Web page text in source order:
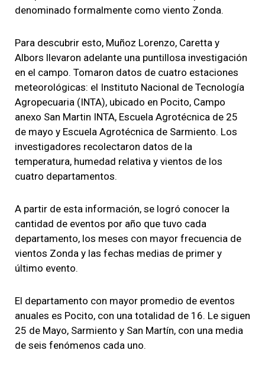
denominado formalmente como viento Zonda.
Para descubrir esto, Muñoz Lorenzo, Caretta y
Albors llevaron adelante una puntillosa investigación
en el campo. Tomaron datos de cuatro estaciones
meteorológicas: el Instituto Nacional de Tecnología
Agropecuaria (INTA), ubicado en Pocito, Campo
anexo San Martin INTA, Escuela Agrotécnica de 25
de mayo y Escuela Agrotécnica de Sarmiento. Los
investigadores recolectaron datos de la
temperatura, humedad relativa y vientos de los
cuatro departamentos.
A partir de esta información, se logró conocer la
cantidad de eventos por año que tuvo cada
departamento, los meses con mayor frecuencia de
vientos Zonda y las fechas medias de primer y
último evento.
El departamento con mayor promedio de eventos
anuales es Pocito, con una totalidad de 16. Le siguen
25 de Mayo, Sarmiento y San Martín, con una media
de seis fenómenos cada uno.